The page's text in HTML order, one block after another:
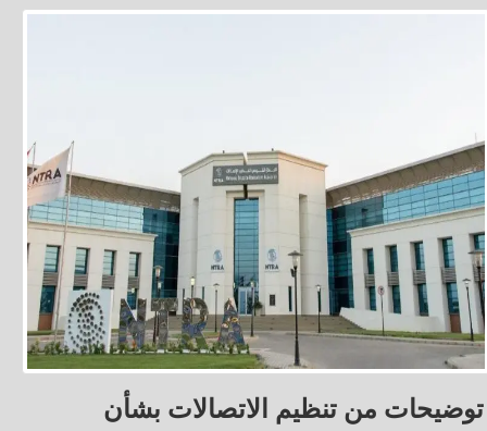
توضيحات من تنظيم الاتصالات بشأن